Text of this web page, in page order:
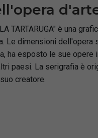
TARTARUGA" è una
Le dimensioni dell'opera
ha esposto le sue
paesi. La serigrafia è
creatore.